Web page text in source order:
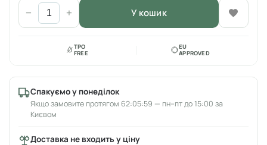
− + У кошик
TPO
FREE
EU
APPROVED
Спакуємо у понеділок
Якщо замовите протягом 62:05:59 — пн–пт до 15:00 за
Києвом
Доставка не входить у ціну